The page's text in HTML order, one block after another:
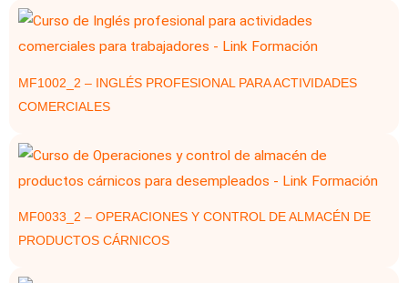
MF1002_2 – INGLÉS PROFESIONAL PARA ACTIVIDADES
COMERCIALES
MF0033_2 – OPERACIONES Y CONTROL DE ALMACÉN DE
PRODUCTOS CÁRNICOS